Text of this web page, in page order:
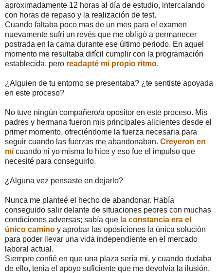
aproximadamente 12 horas al día de estudio, intercalando
con horas de repaso y la realización de test.
Cuando faltaba poco mas de un mes para el examen
nuevamente sufrí un revés que me obligó a permanecer
postrada en la cama durante ese último periodo. En aquel
momento me resultaba difícil cumplir con la programación
establecida, pero readapté mi propio ritmo.
¿Alguien de tu entorno se presentaba? ¿te sentiste apoyada
en este proceso?
No tuve ningún compañero/a opositor en este proceso. Mis
padres y hermana fueron mis principales alicientes desde el
primer momento, ofreciéndome la fuerza necesaria para
seguir cuando las fuerzas me abandonaban. Creyeron en
mí cuando ni yo misma lo hice y eso fue el impulso que
necesité para conseguirlo.
¿Alguna vez pensaste en dejarlo?
Nunca me planteé el hecho de abandonar. Había
conseguido salir delante de situaciones peores con muchas
condiciones adversas; sabía que la constancia era el
único camino y aprobar las oposiciones la única solución
para poder llevar una vida independiente en el mercado
laboral actual.
Siempre confié en que una plaza sería mi, y cuando dudaba
de ello, tenia el apoyo suficiente que me devolvía la ilusión.